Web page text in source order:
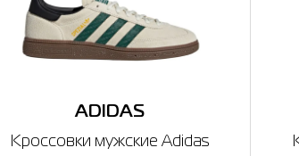
ADIDAS
Кроссовки мужские Adidas